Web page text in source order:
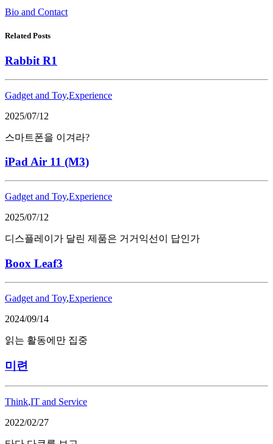
Bio and Contact
Related Posts
Rabbit R1
Gadget and Toy,Experience
2025/07/12
스마트폰을 이겨라?
iPad Air 11 (M3)
Gadget and Toy,Experience
2025/07/12
디스플레이가 달린 제품은 거거익선이 답인가
Boox Leaf3
Gadget and Toy,Experience
2024/09/14
읽는 활동에만 집중
미련
Think,IT and Service
2022/02/27